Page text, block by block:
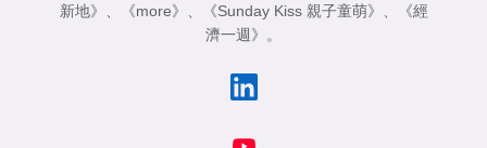
新地》
《more》 《Sunday Kiss 親子童萌》
《經
濟一週》
。